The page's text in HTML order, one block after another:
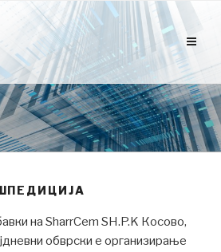
на SharrCem SH.P.K Косово,
обврски е организирање